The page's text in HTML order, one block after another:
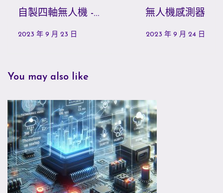
自製四軸無人機 -
飛行測試
2023 年 9 月 23 日
無人機感測器
2023 年 9 月 24 日
You may also like